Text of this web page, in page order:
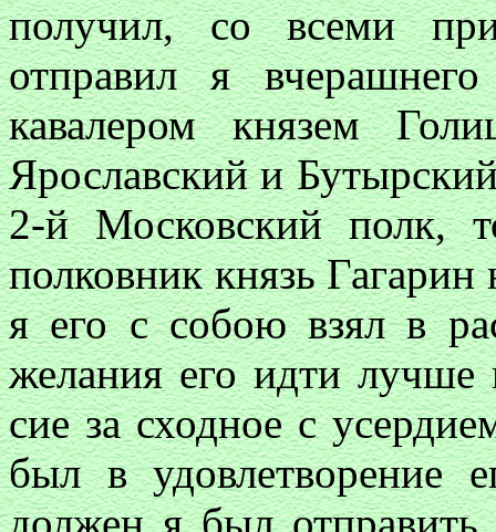
получил, со всеми
отправил я
кавалером князем
Ярославский и
2-й Московский полк,
полковник князь
я его с собою взял в
желания его идти лучше
сие за сходное с
был в удовлетворение